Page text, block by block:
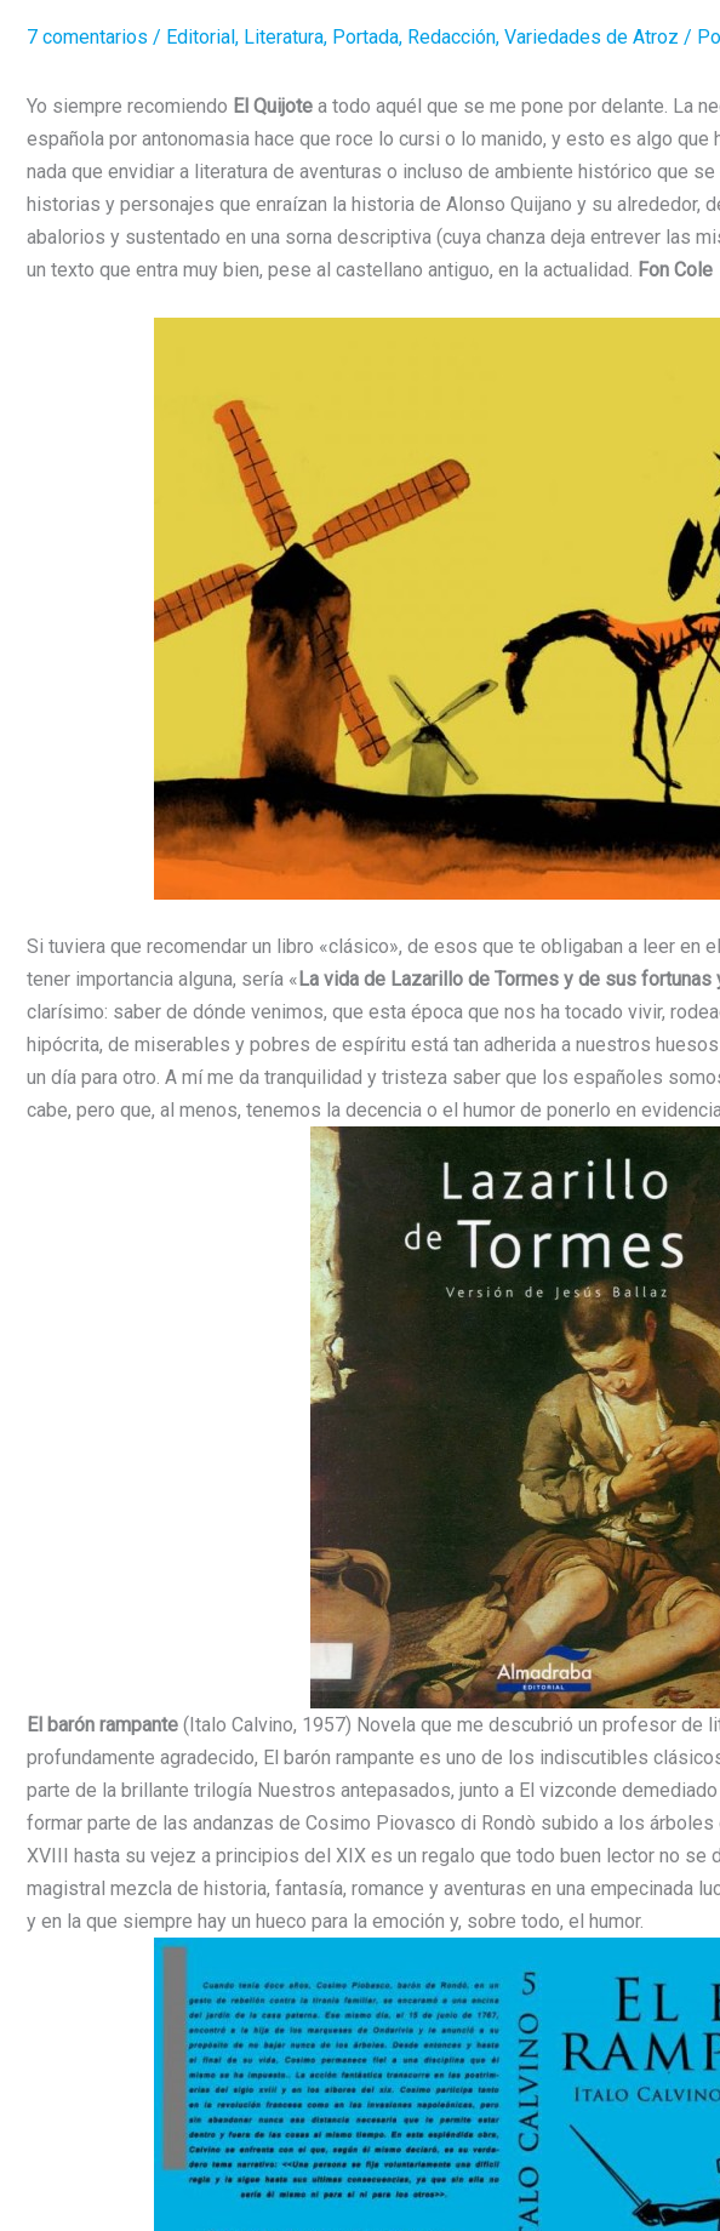
7 comentarios / Editorial, Literatura, Portada, Redacción, Variedades de Atroz /
Yo siempre recomiendo El Quijote a todo aquél que se me pone por delante. La
española por antonomasia hace que roce lo cursi o lo manido, y esto es algo que
nada que envidiar a literatura de aventuras o incluso de ambiente histórico que
historias y personajes que enraízan la historia de Alonso Quijano y su alrededor,
abalorios y sustentado en una sorna descriptiva (cuya chanza deja entrever las
un texto que entra muy bien, pese al castellano antiguo, en la actualidad. Fon Cole
Si tuviera que recomendar un libro «clásico», de esos que te obligaban a leer en
tener importancia alguna, sería « La vida de Lazarillo de Tormes y de sus fortunas
clarísimo: saber de dónde venimos, que esta época que nos ha tocado vivir,
hipócrita, de miserables y pobres de espíritu está tan adherida a nuestros
un día para otro. A mí me da tranquilidad y tristeza saber que los españoles
cabe, pero que, al menos, tenemos la decencia o el humor de ponerlo en
El barón rampante (Italo Calvino, 1957) Novela que me descubrió un profesor de
profundamente agradecido, El barón rampante es uno de los indiscutibles
parte de la brillante trilogía Nuestros antepasados, junto a El vizconde
formar parte de las andanzas de Cosimo Piovasco di Rondò subido a los
XVIII hasta su vejez a principios del XIX es un regalo que todo buen lector no se
magistral mezcla de historia, fantasía, romance y aventuras en una empecinada
y en la que siempre hay un hueco para la emoción y, sobre todo, el humor.